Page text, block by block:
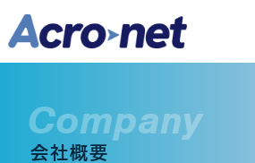
company
会社概要